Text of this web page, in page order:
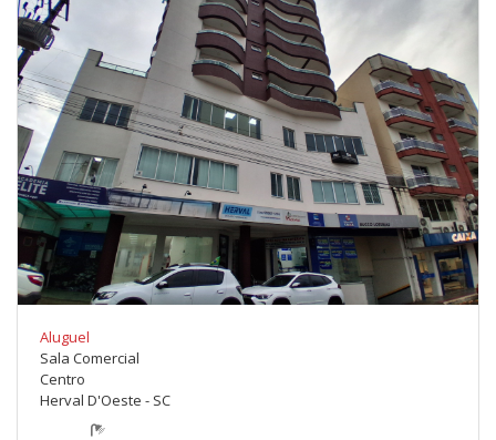
Aluguel
Sala Comercial
Centro
Herval D'Oeste - SC